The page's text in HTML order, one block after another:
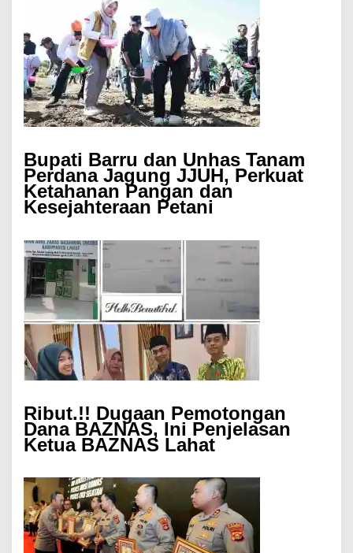
Bupati Barru dan Unhas Tanam
Perdana Jagung JJUH, Perkuat
Ketahanan Pangan dan
Kesejahteraan Petani
Ribut.!! Dugaan Pemotongan
Dana BAZNAS, Ini Penjelasan
Ketua BAZNAS Lahat